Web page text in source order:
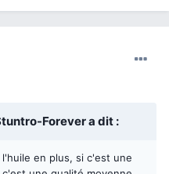
Forever a dit :
en plus, si c'est une